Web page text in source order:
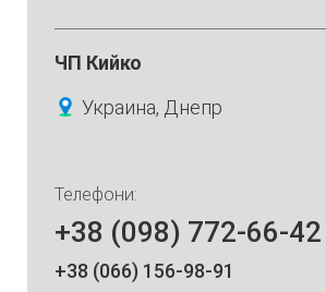
ЧП Кийко
Украина, Днепр
Телефони:
+38 (098) 772-66-42
+38 (066) 156-98-91